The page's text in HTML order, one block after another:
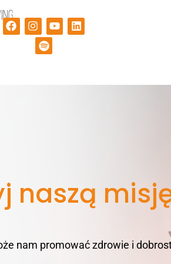
naszą
nam promować zdrowie i